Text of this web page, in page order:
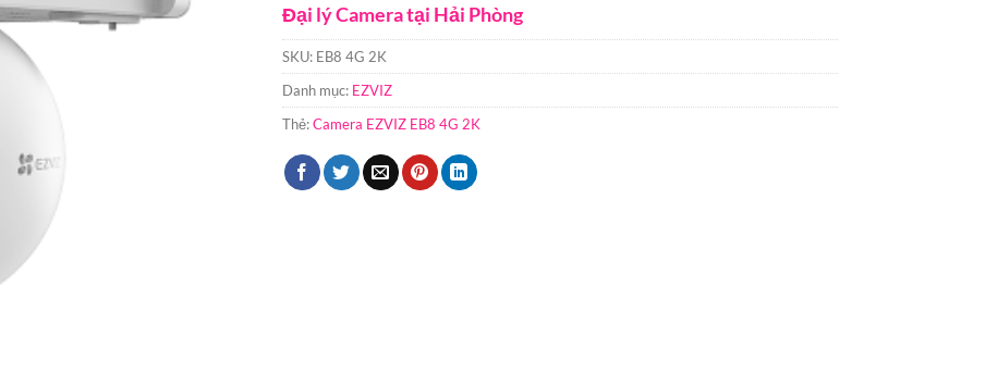
Đại lý Camera tại Hải Phòng
SKU: EB8 4G 2K
Danh mục: EZVIZ
Thẻ:Camera EZVIZ EB8 4G 2K